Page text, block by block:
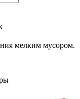
мелким мусором.